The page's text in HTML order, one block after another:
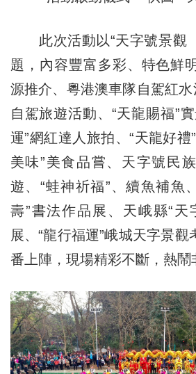
此次活動以“天字號景觀
題，內容豐富多彩、特色鮮
源推介、粵港澳車隊自駕紅水
自駕旅遊活動、“天龍賜福”
運”網紅達人旅拍、“天龍好禮
美味”美食品嘗、天字號民
遊、“蛙神祈福”、續魚補魚
壽”書法作品展、天峨縣“天
展、“龍行福運”峨城天字景
番上陣，現場精彩不斷，熱鬧